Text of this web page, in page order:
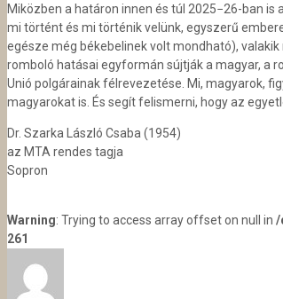
Miközben a határon innen és túl 2025−26-ban
mi történt és mi történik velünk, egyszerű
egésze még békebelinek volt mondható),
romboló hatásai egyformán sújtják a magyar, a
Unió polgárainak félrevezetése. Mi, magyarok,
magyarokat is. És segít felismerni, hogy az
Dr. Szarka László Csaba (1954)
az MTA rendes tagja
Sopron
Warning: Trying to access array offset on null in /
261